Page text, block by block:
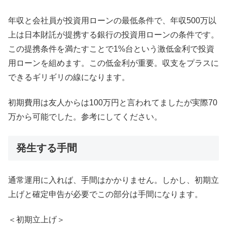
年収と会社員が投資用ローンの最低条件で、年収500万以
上は日本財託が提携する銀行の投資用ローンの条件です。
この提携条件を満たすことで1%台という激低金利で投資
用ローンを組めます。この低金利が重要。収支をプラスに
できるギリギリの線になります。
初期費用は友人からは100万円と言われてましたが実際70
万から可能でした。参考にしてください。
発生する手間
通常運用に入れば、手間はかかりません。しかし、初期立
上げと確定申告が必要でこの部分は手間になります。
＜初期立上げ＞